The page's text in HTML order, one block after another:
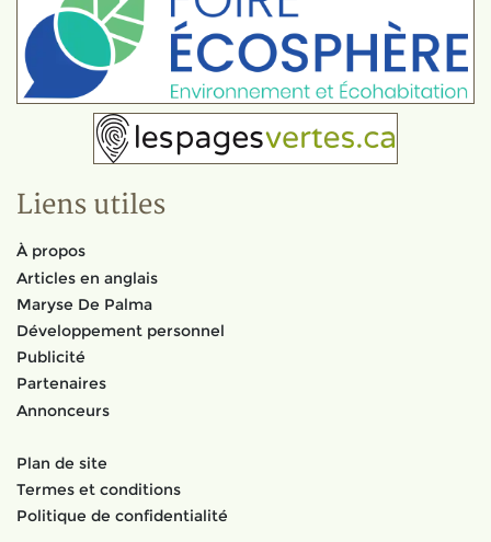
Liens utiles
À propos
Articles en anglais
Maryse De Palma
Développement personnel
Publicité
Partenaires
Annonceurs
Plan de site
Termes et conditions
Politique de confidentialité